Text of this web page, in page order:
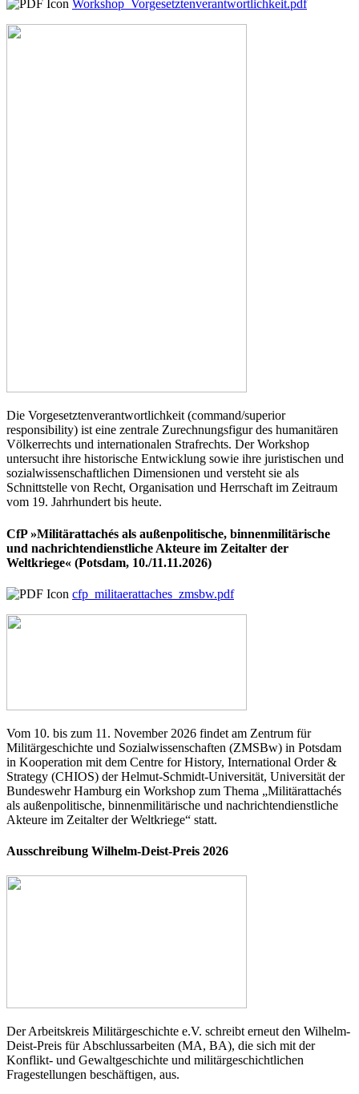
Workshop_Vorgesetztenverantwortlichkeit.pdf
Die Vorgesetztenverantwortlichkeit (command/superior
responsibility) ist eine zentrale Zurechnungsfigur des humanitären
Völkerrechts und internationalen Strafrechts. Der Workshop
untersucht ihre historische Entwicklung sowie ihre juristischen und
sozialwissenschaftlichen Dimensionen und versteht sie als
Schnittstelle von Recht, Organisation und Herrschaft im Zeitraum
vom 19. Jahrhundert bis heute.
CfP »Militärattachés als außenpolitische, binnenmilitärische
und nachrichtendienstliche Akteure im Zeitalter der
Weltkriege« (Potsdam, 10./11.11.2026)
cfp_militaerattaches_zmsbw.pdf
Vom 10. bis zum 11. November 2026 findet am Zentrum für
Militärgeschichte und Sozialwissenschaften (ZMSBw) in Potsdam
in Kooperation mit dem Centre for History, International Order &
Strategy (CHIOS) der Helmut-Schmidt-Universität, Universität der
Bundeswehr Hamburg ein Workshop zum Thema „Militärattachés
als außenpolitische, binnenmilitärische und nachrichtendienstliche
Akteure im Zeitalter der Weltkriege“ statt.
Ausschreibung Wilhelm-Deist-Preis 2026
Der Arbeitskreis Militärgeschichte e.V. schreibt erneut den Wilhelm-
Deist-Preis für Abschlussarbeiten (MA, BA), die sich mit der
Konflikt- und Gewaltgeschichte und militärgeschichtlichen
Fragestellungen beschäftigen, aus.